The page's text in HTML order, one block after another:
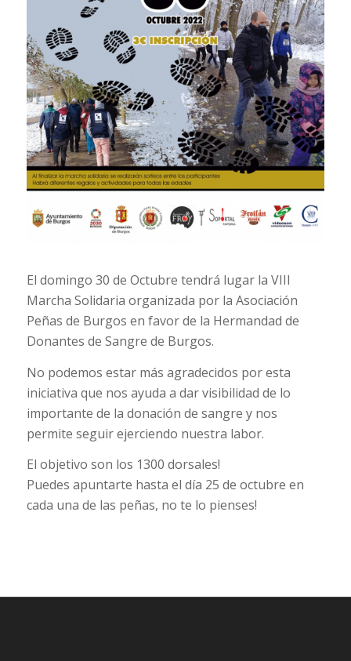
El domingo 30 de Octubre tendrá lugar la VIII
Marcha Solidaria organizada por la Asociación
Peñas de Burgos en favor de la Hermandad de
Donantes de Sangre de Burgos.
No podemos estar más agradecidos por esta
iniciativa que nos ayuda a dar visibilidad de lo
importante de la donación de sangre y nos
permite seguir ejerciendo nuestra labor.
El objetivo son los 1300 dorsales!
Puedes apuntarte hasta el día 25 de octubre en
cada una de las peñas, no te lo pienses!